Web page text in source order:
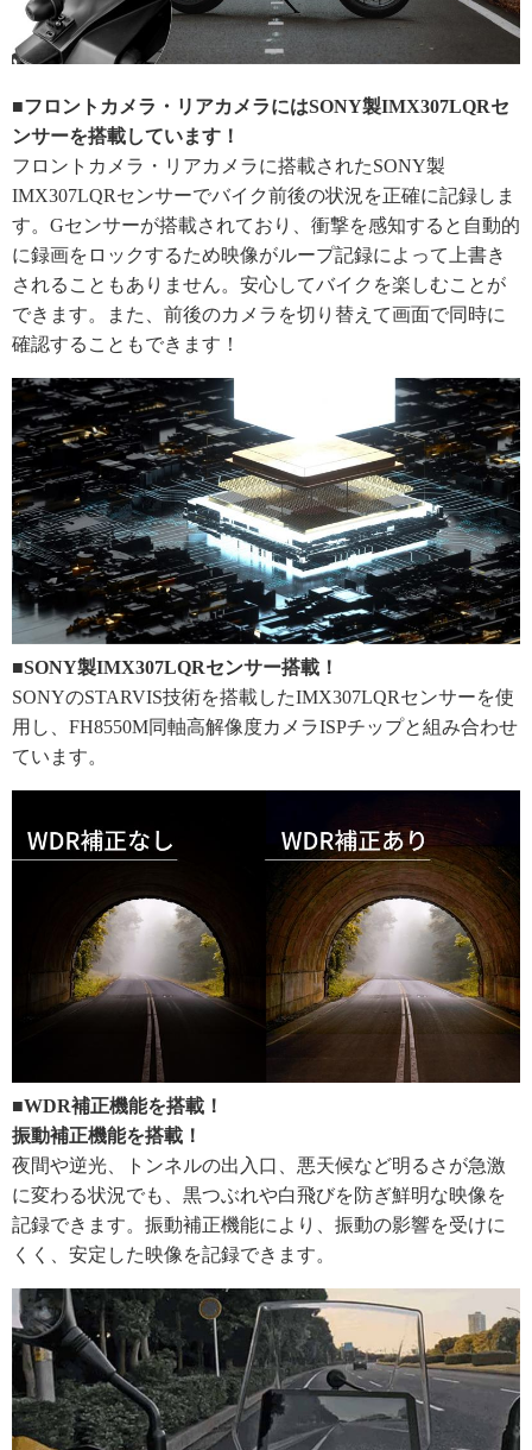
■フロントカメラ・リアカメラにはSONY製IMX307LQRセ
ンサーを搭載しています！
フロントカメラ・リアカメラに搭載されたSONY製
IMX307LQRセンサーでバイク前後の状況を正確に記録しま
す。Gセンサーが搭載されており、衝撃を感知すると自動的
に録画をロックするため映像がループ記録によって上書き
されることもありません。安心してバイクを楽しむことが
できます。また、前後のカメラを切り替えて画面で同時に
確認することもできます！
■SONY製IMX307LQRセンサー搭載！
SONYのSTARVIS技術を搭載したIMX307LQRセンサーを使
用し、FH8550M同軸高解像度カメラISPチップと組み合わせ
ています。
■WDR補正機能を搭載！
振動補正機能を搭載！
夜間や逆光、トンネルの出入口、悪天候など明るさが急激
に変わる状況でも、黒つぶれや白飛びを防ぎ鮮明な映像を
記録できます。振動補正機能により、振動の影響を受けに
くく、安定した映像を記録できます。